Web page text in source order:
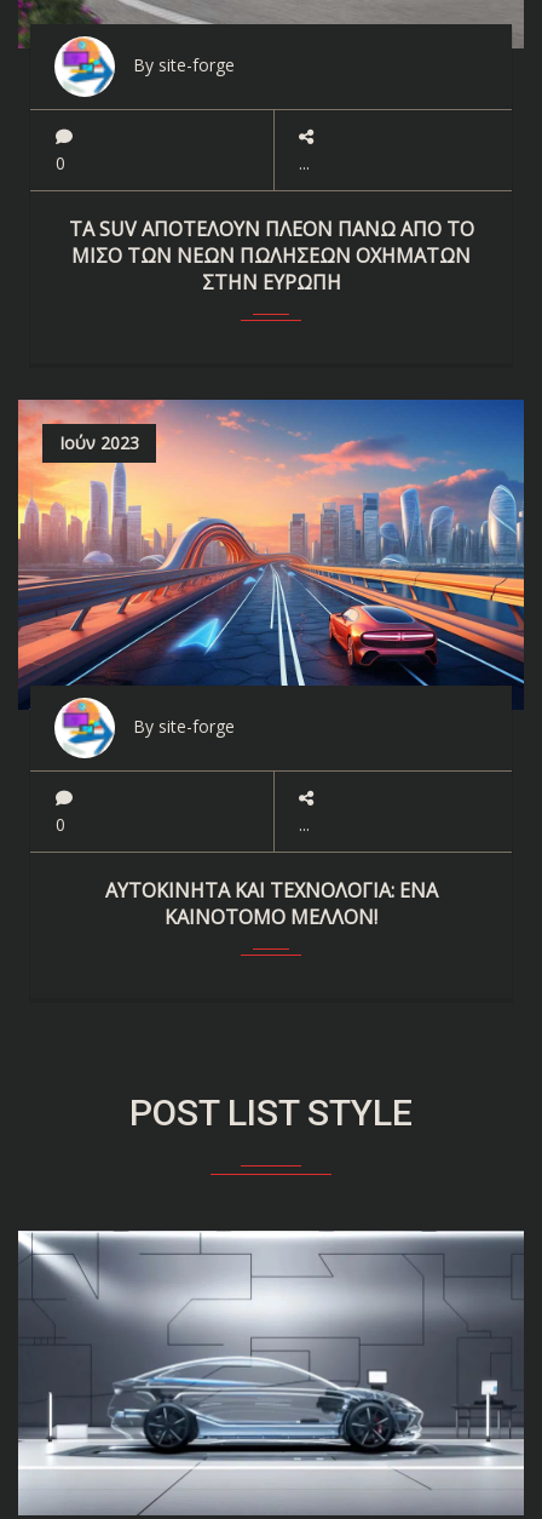
By site-forge
0
ΤΑ SUV ΑΠΟΤΕΛΟΥΝ ΠΛΕΟΝ ΠΑΝΩ ΑΠΟ ΤΟ
ΜΙΣΟ ΤΩΝ ΝΕΩΝ ΠΩΛΗΣΕΩΝ ΟΧΗΜΑΤΩΝ
ΣΤΗΝ ΕΥΡΩΠΗ
Ιούν 2023
By site-forge
0
ΑΥΤΟΚΊΝΗΤΑ ΚΑΙ ΤΕΧΝΟΛΟΓΊΑ: ΈΝΑ
ΚΑΙΝΟΤΌΜΟ ΜΈΛΛΟΝ!
POST LIST STYLE